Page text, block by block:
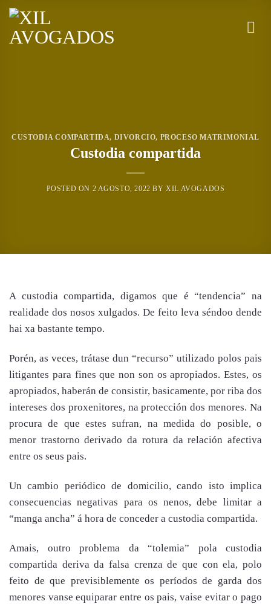
Skip
content
CUSTODIA COMPARTIDA, DIVORCIO, PROCESO MATRIMONIAL
Custodia compartida
POSTED ON 2 AGOSTO, 2022 BYXIL AVOGADOS
A custodia compartida, digamos que é “tendencia” na
realidade dos nosos xulgados. De feito leva séndoo dende
hai xa bastante tempo.
Porén, as veces, trátase dun “recurso” utilizado polos pais
litigantes para fines que non son os apropiados. Estes, os
apropiados, haberán de consistir, basicamente, por riba dos
intereses dos proxenitores, na protección dos menores. Na
procura de que estes sufran, na medida do posible, o
menor trastorno derivado da rotura da relación afectiva
entre os seus pais.
Un cambio periódico de domicilio, cando isto implica
consecuencias negativas para os nenos, debe limitar a
“manga ancha” á hora de conceder a custodia compartida.
Amais, outro problema da “tolemia” pola custodia
compartida deriva da falsa crenza de que con ela, polo
feito de que previsiblemente os períodos de garda dos
menores vanse equiparar entre os pais, vaise evitar o pago